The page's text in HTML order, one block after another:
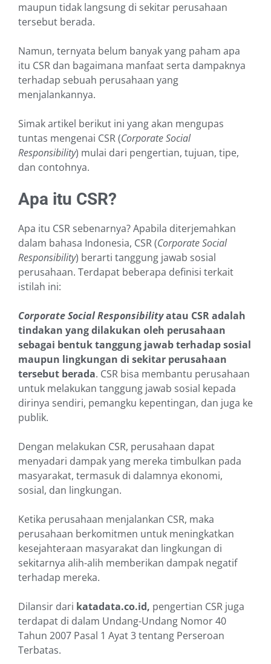
maupun tidak langsung di sekitar perusahaan
tersebut berada.
Namun, ternyata belum banyak yang paham apa
itu CSR dan bagaimana manfaat serta dampaknya
terhadap sebuah perusahaan yang
menjalankannya.
Simak artikel berikut ini yang akan mengupas
tuntas mengenai CSR (Corporate Social
Responsibility) mulai dari pengertian, tujuan, tipe,
dan contohnya.
Apa itu CSR?
Apa itu CSR sebenarnya? Apabila diterjemahkan
dalam bahasa Indonesia, CSR (Corporate Social
Responsibility) berarti tanggung jawab sosial
perusahaan. Terdapat beberapa definisi terkait
istilah ini:
Corporate Social Responsibilityatau CSR adalah
tindakan yang dilakukan oleh perusahaan
sebagai bentuk tanggung jawab terhadap sosial
maupun lingkungan di sekitar perusahaan
tersebut berada. CSR bisa membantu perusahaan
untuk melakukan tanggung jawab sosial kepada
dirinya sendiri, pemangku kepentingan, dan juga ke
publik.
Dengan melakukan CSR, perusahaan dapat
menyadari dampak yang mereka timbulkan pada
masyarakat, termasuk di dalamnya ekonomi,
sosial, dan lingkungan.
Ketika perusahaan menjalankan CSR, maka
perusahaan berkomitmen untuk meningkatkan
kesejahteraan masyarakat dan lingkungan di
sekitarnya alih-alih memberikan dampak negatif
terhadap mereka.
Dilansir dari katadata.co.id, pengertian CSR juga
terdapat di dalam Undang-Undang Nomor 40
Tahun 2007 Pasal 1 Ayat 3 tentang Perseroan
Terbatas.